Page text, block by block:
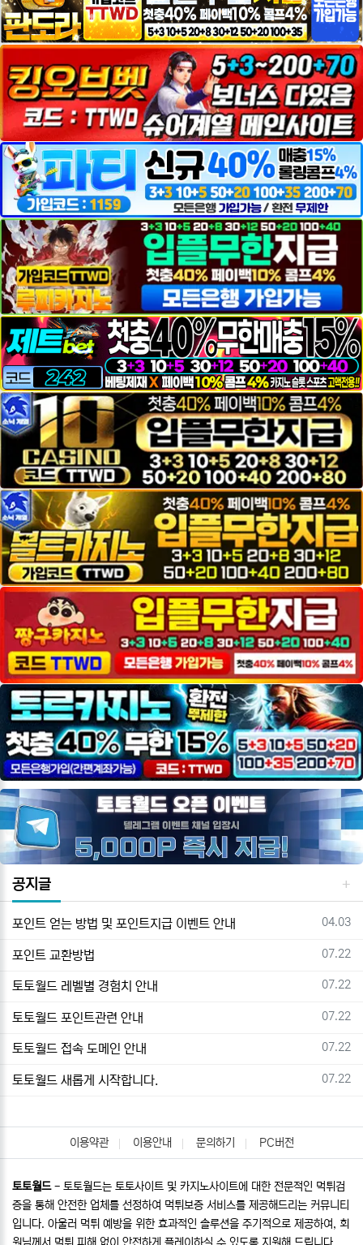
공지글
등록일
04.03
포인트 얻는 방법 및 포인트지급 이벤트 안내
등록일
07.22
포인트 교환방법
등록일
07.22
토토월드 레벨별 경험치 안내
등록일
07.22
토토월드 포인트관련 안내
등록일
07.22
토토월드 접속 도메인 안내
등록일
07.22
토토월드 새롭게 시작합니다.
이용약관 이용안내 문의하기 PC버전
토토월드- 토토월드는 토토사이트 및 카지노사이트에 대한 전문적인 먹튀검
증을 통해 안전한 업체를 선정하여 먹튀보증 서비스를 제공해드리는 커뮤니티
입니다. 아울러 먹튀 예방을 위한 효과적인 솔루션을 주기적으로 제공하여, 회
원님께서 먹튀 피해 없이 안전하게 플레이하실 수 있도록 지원해 드립니다.